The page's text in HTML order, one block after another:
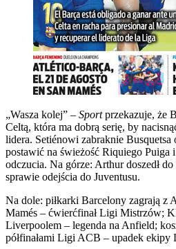
„Wasza kolej” – Sportprzekazuje, że
Celtą, która ma dobrą serię, by
lidera. Setiénowi zabraknie Busquetsa
postawić na świeżość Riquiego
odczucia. Na górze: Arthur doszedł
sprawie odejścia do Juventusu.
Na dole: piłkarki Barcelony zagrają z
Mamés – ćwierćfinał Ligi Mistrzów;
Liverpoolem – legenda na Anfield;
półfinałami Ligi ACB – upadek ekipy